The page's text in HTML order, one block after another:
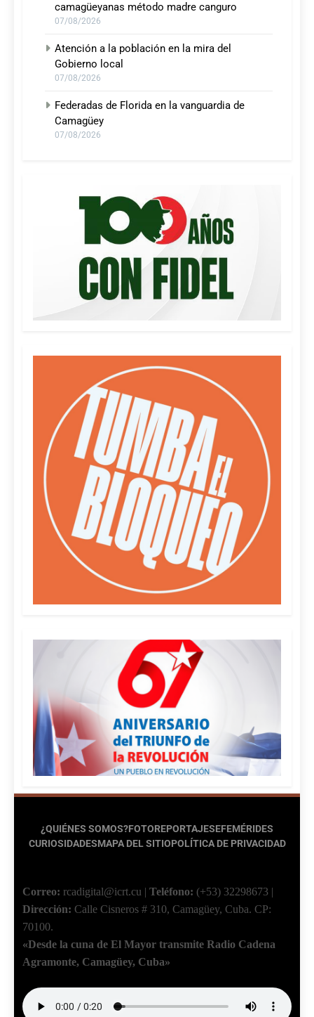
camagüeyanas método madre canguro
07/08/2026
Atención a la población en la mira del
Gobierno local
07/08/2026
Federadas de Florida en la vanguardia de
Camagüey
07/08/2026
¿QUIÉNES SOMOS?FOTOREPORTAJESEFEMÉRIDES
CURIOSIDADESMAPA DEL SITIOPOLÍTICA DE PRIVACIDAD
Correo: rcadigital@icrt.cu | Teléfono: (+53) 32298673 |
Dirección: Calle Cisneros # 310, Camagüey, Cuba. CP:
70100.
«Desde la cuna de El Mayor transmite Radio Cadena
Agramonte, Camagüey, Cuba»